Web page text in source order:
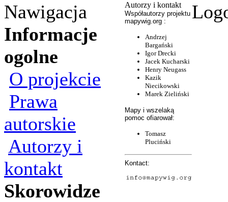
Nawigacja
Informacje
ogolne
O projekcie
Prawa
autorskie
Autorzy i
kontakt
Skorowidze
Autorzy i kontakt
Współautorzy projektu
mapywig.org :
Andrzej
Bargański
Igor Drecki
Jacek Kucharski
Henry Neugass
Kazik
Niecikowski
Marek Zieliński
Mapy i wszelaką
pomoc ofiarował:
Tomasz
Pluciński
Kontact: